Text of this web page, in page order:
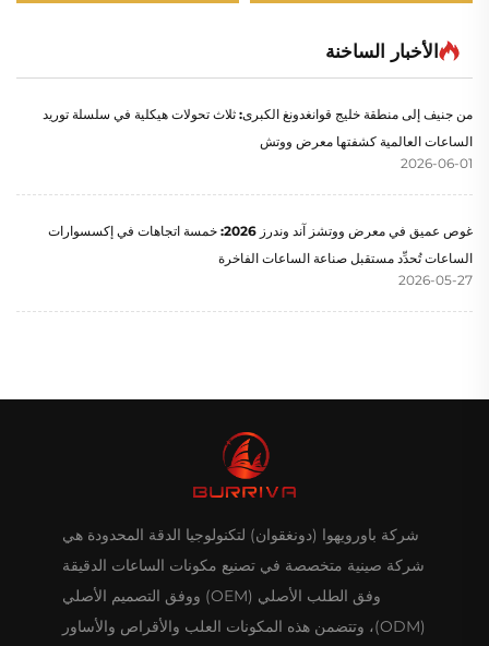
الأخبار الساخنة
من جنيف إلى منطقة خليج قوانغدونغ الكبرى: ثلاث تحولات هيكلية في سلسلة توريد
الساعات العالمية كشفتها معرض ووتش
2026-06-01
غوص عميق في معرض ووتشز آند وندرز 2026: خمسة اتجاهات في إكسسوارات
الساعات تُحدِّد مستقبل صناعة الساعات الفاخرة
2026-05-27
شركة باورويهوا (دونغقوان) لتكنولوجيا الدقة المحدودة هي
شركة صينية متخصصة في تصنيع مكونات الساعات الدقيقة
وفق الطلب الأصلي (OEM) ووفق التصميم الأصلي
(ODM)، وتتضمن هذه المكونات العلب والأقراص والأساور